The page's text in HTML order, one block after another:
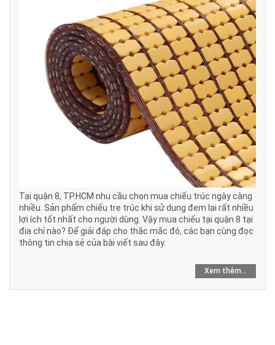
Tại quận 8, TP.HCM nhu cầu chọn mua chiếu trúc ngày càng
nhiều. Sản phẩm chiếu tre trúc khi sử dụng đem lại rất nhiều
lợi ích tốt nhất cho người dùng. Vậy mua chiếu tại quận 8 tại
địa chỉ nào? Để giải đáp cho thắc mắc đó, các bạn cùng đọc
thông tin chia sẻ của bài viết sau đây.
Xem thêm...